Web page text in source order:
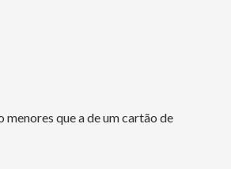
menores que a de um cartão de